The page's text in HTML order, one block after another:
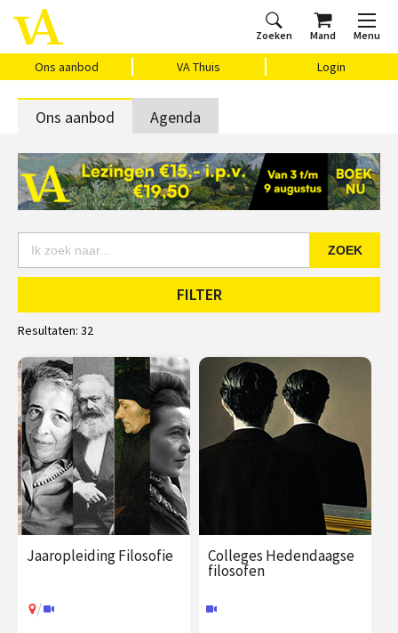
Zoeken Mand Menu
Ons aanbod VA Thuis Login
Home
Ons aanbod
Agenda
VAthuis
Over ons
Vragen?
Cadeaubon
Ons aanbod Agenda
ZOEK
FILTER
Resultaten: 32
Jaaropleiding Filosofie
/
Colleges Hedendaagse
filosofen